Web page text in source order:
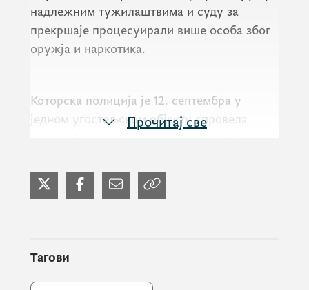
надлежним тужилаштвима и суду за
прекршаје процесуирали више особа због
оружја и наркотика.
Которска полиција је 12. септембра у
једном угостељском објекту спровела
наведеног оружја слободе је лишен
власник објекта Б.П. (30) из Котора, а
Прочитај све
Тагови